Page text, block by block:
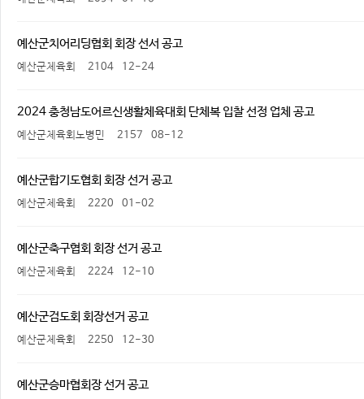
예산군치어리딩협회 회장 선서 공고
예산군체육회 2104 12-24
2024 충청남도어르신생활체육대회 단체복 입찰 선정 업체 공고
예산군체육회노병민 2157 08-12
예산군합기도협회 회장 선거 공고
예산군체육회 2220 01-02
예산군축구협회 회장 선거 공고
예산군체육회 2224 12-10
예산군검도회 회장선거 공고
예산군체육회 2250 12-30
예산군승마협회장 선거 공고